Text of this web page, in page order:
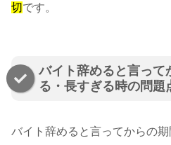
切です。
バイト辞めると言って
る・長すぎる時の問題
バイト辞めると言ってからの